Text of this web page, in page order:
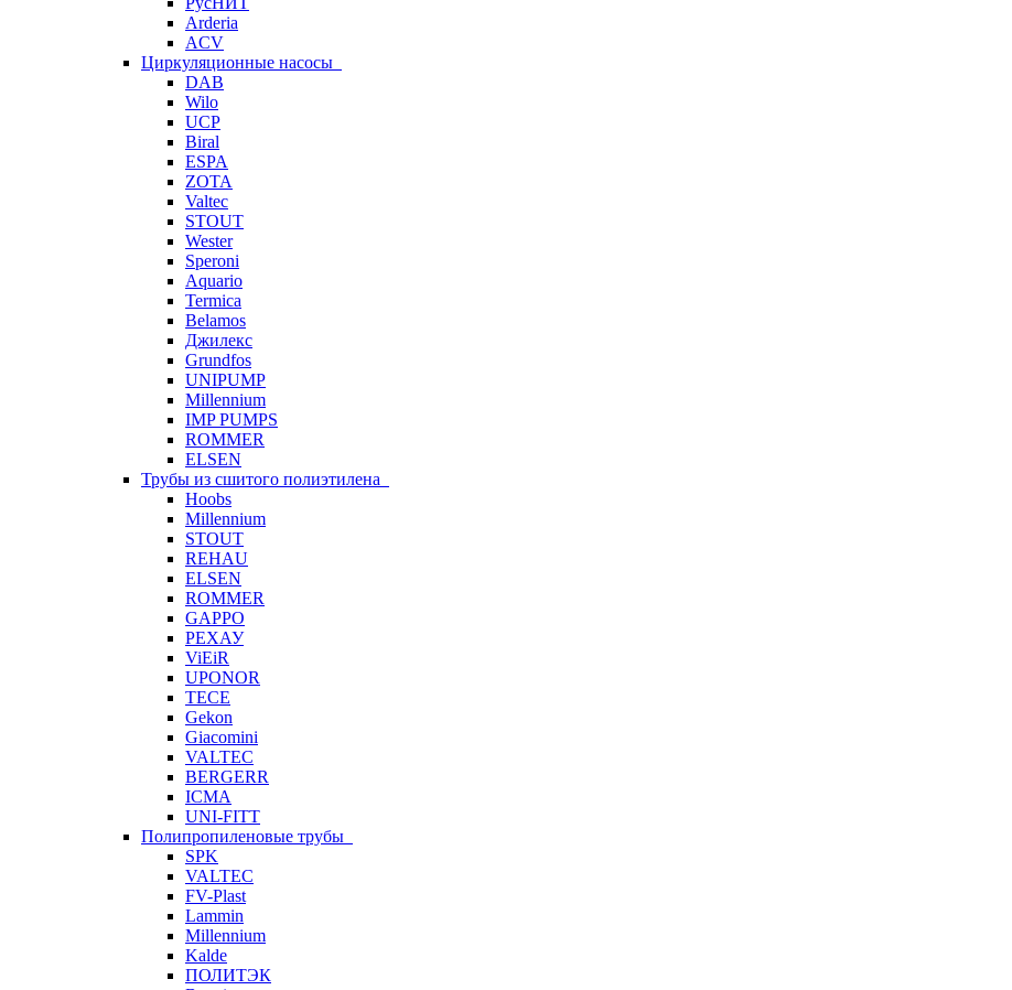
Arderia
ACV
Циркуляционные насосы
DAB
Wilo
UCP
Biral
ESPA
ZOTA
Valtec
STOUT
Wester
Speroni
Aquario
Termica
Belamos
Джилекс
Grundfos
UNIPUMP
Millennium
IMP PUMPS
ROMMER
ELSEN
Трубы из сшитого полиэтилена
Hoobs
Millennium
STOUT
REHAU
ELSEN
ROMMER
GAPPO
РЕХАУ
ViEiR
UPONOR
TECE
Gekon
Giacomini
VALTEC
BERGERR
ICMA
UNI-FITT
Полипропиленовые трубы
SPK
VALTEC
FV-Plast
Lammin
Millennium
Kalde
ПОЛИТЭК